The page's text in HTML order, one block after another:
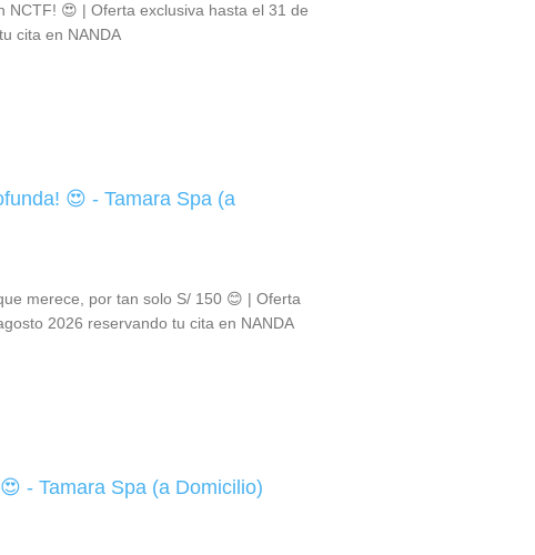
NCTF! 😍 | Oferta exclusiva hasta el 31 de
cita en NANDA
😍 - Tamara Spa (a
merece, por tan solo S/ 150 😊 | Oferta
2026 reservando tu cita en NANDA
😍 - Tamara Spa (a Domicilio)